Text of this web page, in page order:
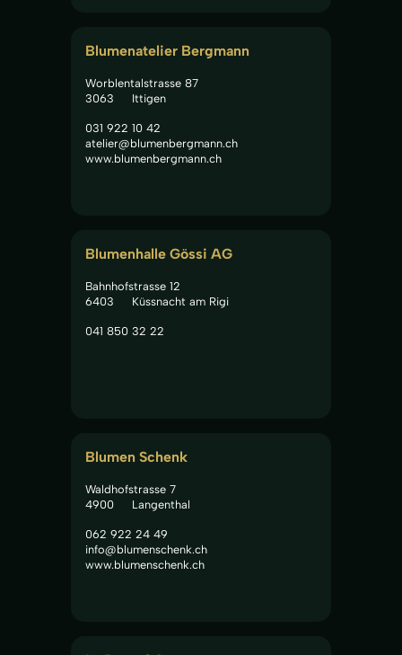
Blumenatelier Bergmann
Worblentalstrasse 87
3063
Ittigen
031 922 10 42
atelier@blumenbergmann.ch
www.blumenbergmann.ch
Blumenhalle Gössi AG
Bahnhofstrasse 12
6403
Küssnacht am Rigi
041 850 32 22
Blumen Schenk
Waldhofstrasse 7
4900
Langenthal
062 922 24 49
info@blumenschenk.ch
www.blumenschenk.ch